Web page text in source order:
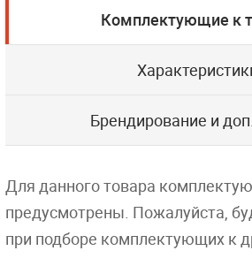
Комплектующие к
Брендирование и
Для данного товара
предусмотрены. Пожалуйста,
при подборе комплектующих к